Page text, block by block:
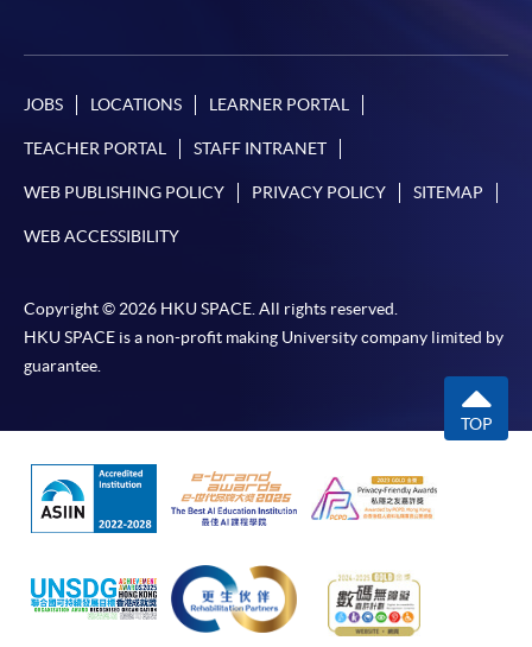
報讀同一學歷頒授課程內其他單元
個別課程為須報讀同一學歷頒授課程及其他單元或繳
程設有此服務，課程負責人會通知學員有關程序。
VISA 或 Mastercard、「微信支付」(Online WeChat
繳付學費。
報讀新課程
SF26報名表，親往報名中心
或以郵遞方式連同學
費以及所需證明文件呈交。
JOBS LOCATIONS LEARNER PORTAL
TEACHER PORTAL STAFF INTRANET
WEB PUBLISHING POLICY PRIVACY POLICY SITEMAP
WEB ACCESSIBILITY
Copyright © 2026 HKU SPACE. All rights reserved.
HKU SPACE is a non-profit making University company limited by
guarantee.
TOP